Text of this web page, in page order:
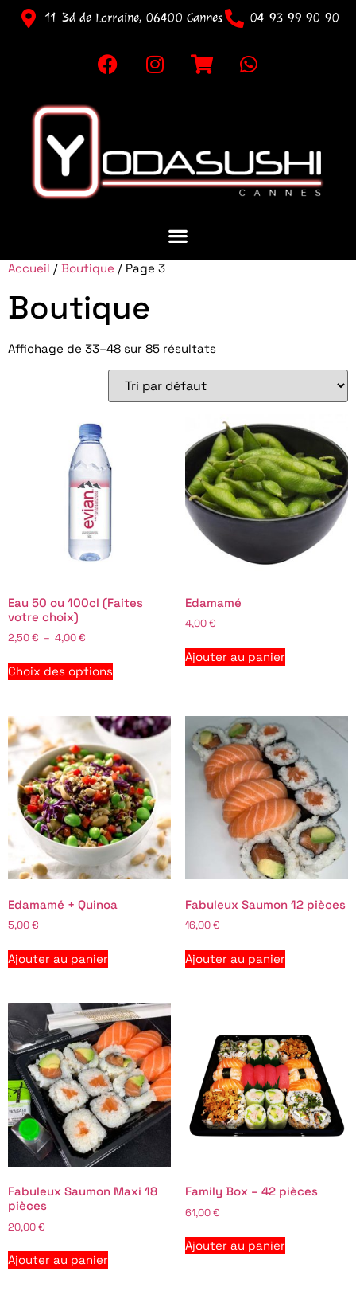
11 Bd de Lorraine, 06400 Cannes 04 93 99 90 90
Accueil / Boutique / Page 3
Boutique
Affichage de 33–48 sur 85 résultats
Eau 50 ou 100cl (Faites
votre choix)
2,50€ – 4,00€
Choix des options
Edamamé
4,00€
Ajouter au panier
Edamamé + Quinoa
5,00€
Ajouter au panier
Fabuleux Saumon 12 pièces
16,00€
Ajouter au panier
Fabuleux Saumon Maxi 18
pièces
20,00€
Ajouter au panier
Family Box – 42 pièces
61,00€
Ajouter au panier